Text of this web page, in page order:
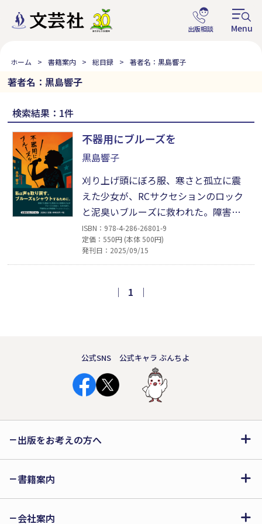
ホーム 書籍案内 総目録 著者名：黒島響子
著者名：黒島響子
検索結果：1件
不器用にブルーズを
黒島響子
刈り上げ頭にぼろ服、寒さと孤立に震
えた少女が、RCサクセションのロック
と泥臭いブルーズに救われた。障害児
教育に身を投じ、バンドで叫び、親と
過去を解剖しながら〈自分らしく生き
る術〉を掴むまでを綴る体温高いエッ
大人に音が聞こえる。真夜中のステー
ISBN：978-4-286-26801-9
定価：550円 (本体 500円)
発刊日：2025/09/15
｜ 1 ｜
公式SNS 公式キャラ ぶんちよ
出版をお考えの方へ
書籍案内
会社案内